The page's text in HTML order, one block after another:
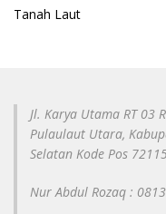
Tanah Laut
Jl. Karya Utama RT 03
Pulaulaut Utara,
Selatan Kode Pos
Nur Abdul Rozaq :